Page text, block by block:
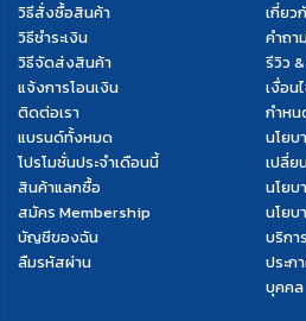
วิธีสั่งซื้อสินค้า
วิธีชำระเงิน
วิธีจัดส่งสินค้า
แจ้งการโอนเงิน
ติดต่อเรา
แบรนด์ทั้งหมด
โปรโมชั่นประจำเดือนนี้
สินค้าแลกซื้อ
สมัคร Membership
บัญชีของฉัน
ลืมรหัสผ่าน
เกี่ยว
คำถ
รีวิว
เงื่อน
กำหน
นโยบ
เปลี่ย
นโยบ
นโยบ
บริกา
ประก
บุคคล